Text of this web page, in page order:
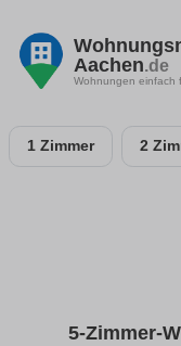
Aachen.de
Wohnungen einfach
1 Zimmer 2
5-Zimmer-